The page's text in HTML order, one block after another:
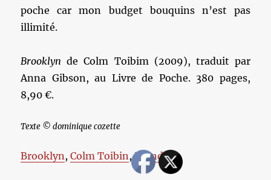
poche car mon budget bouquins n’est pas
illimité.
Brooklyn de Colm Toibim (2009), traduit par
Anna Gibson, au Livre de Poche. 380 pages,
8,90 €.
Texte © dominique cozette
Brooklyn, Colm Toibin, Irlande